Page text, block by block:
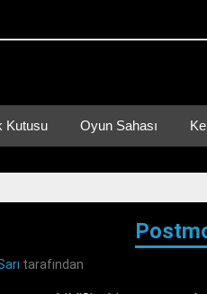
Kutusu Oyun Sahası
tarafından